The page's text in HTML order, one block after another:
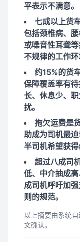
平表示不满意。
七成以上货
包括颈椎病、
或噪音性耳聋
不规律的工作环
约15%的货
保障覆盖率有
长、休息少、
扰。
拖欠运费是
助成为司机最
半司机希望获得
超过八成司
低、中介抽成
成司机呼吁加
则的规范。
以上摘要由系统
文确认。